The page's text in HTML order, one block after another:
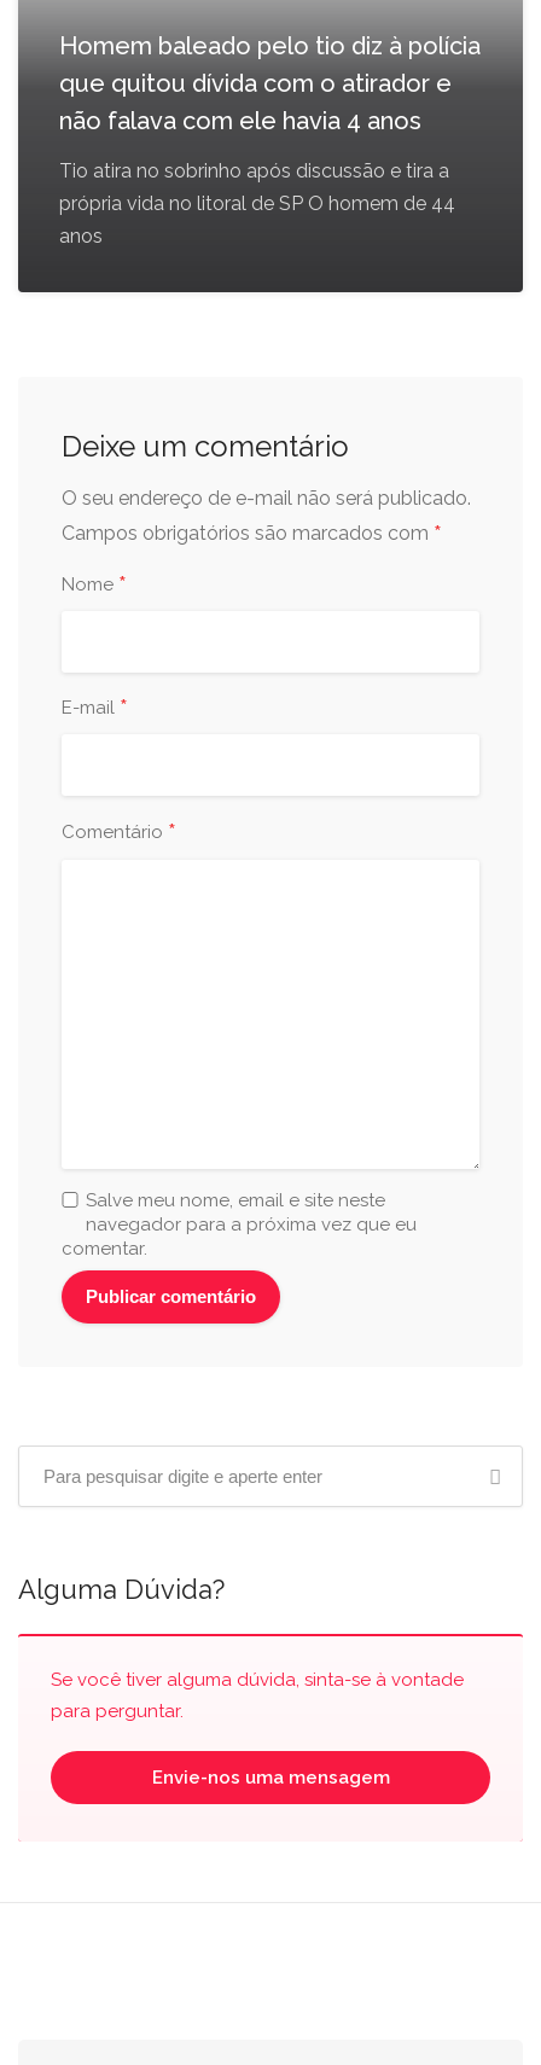
Homem baleado pelo tio diz à polícia
que quitou dívida com o atirador e
não falava com ele havia 4 anos
Tio atira no sobrinho após discussão e tira a
própria vida no litoral de SP O homem de 44
anos
Deixe um comentário
O seu endereço de e-mail não será publicado.
Campos obrigatórios são marcados com *
Nome *
E-mail *
Comentário *
Salve meu nome, email e site neste
navegador para a próxima vez que eu
comentar.
Alguma Dúvida?
Se você tiver alguma dúvida, sinta-se à vontade
para perguntar.
Envie-nos uma mensagem